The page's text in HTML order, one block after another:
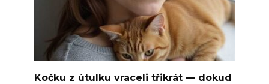
Kočku z útulku vraceli třikrát — dokud